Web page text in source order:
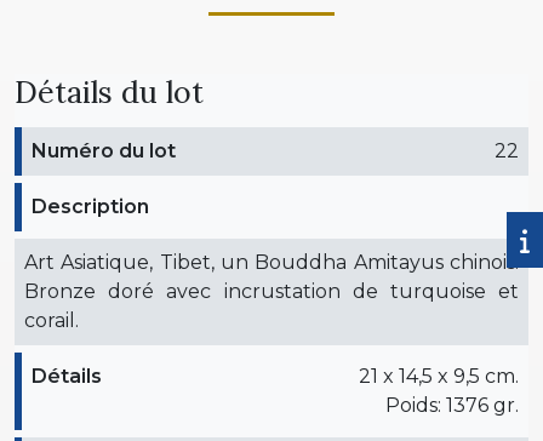
Détails du lot
Numéro du lot 22
Description
Art Asiatique, Tibet, un Bouddha Amitayus chinois.
Bronze doré avec incrustation de turquoise et
corail.
Détails
21 x 14,5 x 9,5 cm.
Poids: 1376 gr.